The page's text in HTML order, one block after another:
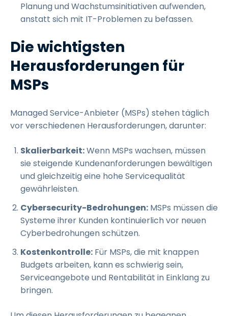
Planung und Wachstumsinitiativen aufwenden,
anstatt sich mit IT-Problemen zu befassen.
Die wichtigsten
Herausforderungen für
MSPs
Managed Service-Anbieter (MSPs) stehen täglich
vor verschiedenen Herausforderungen, darunter:
Skalierbarkeit:Wenn MSPs wachsen, müssen
sie steigende Kundenanforderungen bewältigen
und gleichzeitig eine hohe Servicequalität
gewährleisten.
Cybersecurity-Bedrohungen: MSPs müssen die
Systeme ihrer Kunden kontinuierlich vor neuen
Cyberbedrohungen schützen.
Kostenkontrolle: Für MSPs, die mit knappen
Budgets arbeiten, kann es schwierig sein,
Serviceangebote und Rentabilität in Einklang zu
bringen.